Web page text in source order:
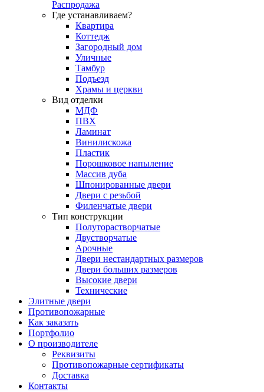
Распродажа
Где устанавливаем?
Квартира
Коттедж
Загородный дом
Уличные
Тамбур
Подъезд
Храмы и церкви
Вид отделки
МДФ
ПВХ
Ламинат
Винилискожа
Пластик
Порошковое напыление
Массив дуба
Шпонированные двери
Двери с резьбой
Филенчатые двери
Тип конструкции
Полуторастворчатые
Двустворчатые
Арочные
Двери нестандартных размеров
Двери больших размеров
Высокие двери
Технические
Элитные двери
Противопожарные
Как заказать
Портфолио
О производителе
Реквизиты
Противопожарные сертификаты
Доставка
Контакты